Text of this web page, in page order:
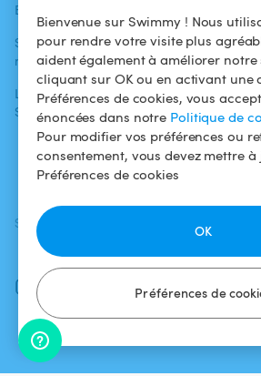
Bienvenue sur Swimmy ! Nous
pour rendre votre visite plus
aident également à améliorer notre
cliquant sur OK ou en activant une
Préférences de cookies, vous
énoncées dans notre Politique de
Pour modifier vos préférences ou
consentement, vous devez mettre à
Préférences de cookies
Préférences de
OK
Blog
Swimmy dans les
médias
L'aventure
Swimmy
baigneurs
Pour les
propriétaires
Louer ma piscine
Comment ça
marche ?
SUIVEZ-NOUS
Facebook
Instagram